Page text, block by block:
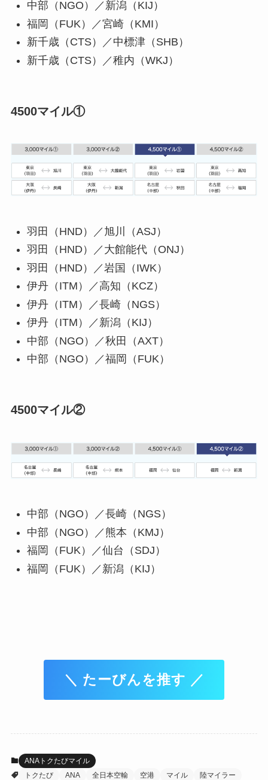
中部（NGO）／新潟（KIJ）
福岡（FUK）／宮崎（KMI）
新千歳（CTS）／中標津（SHB）
新千歳（CTS）／稚内（WKJ）
4500マイル①
羽田（HND）／旭川（ASJ）
羽田（HND）／大館能代（ONJ）
羽田（HND）／岩国（IWK）
伊丹（ITM）／高知（KCZ）
伊丹（ITM）／長崎（NGS）
伊丹（ITM）／新潟（KIJ）
中部（NGO）／秋田（AXT）
中部（NGO）／福岡（FUK）
4500マイル②
中部（NGO）／長崎（NGS）
中部（NGO）／熊本（KMJ）
福岡（FUK）／仙台（SDJ）
福岡（FUK）／新潟（KIJ）
＼ たーびんを推す ／
ANAトクたびマイル
トクたび
ANA 全日本空輸 空港 マイル
陸マイラー